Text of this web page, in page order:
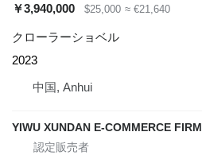
￥3,940,000
$25,000 ≈ €21,640
クローラーショベル
2023
中国, Anhui
YIWU XUNDAN E-COMMERCE FIRM